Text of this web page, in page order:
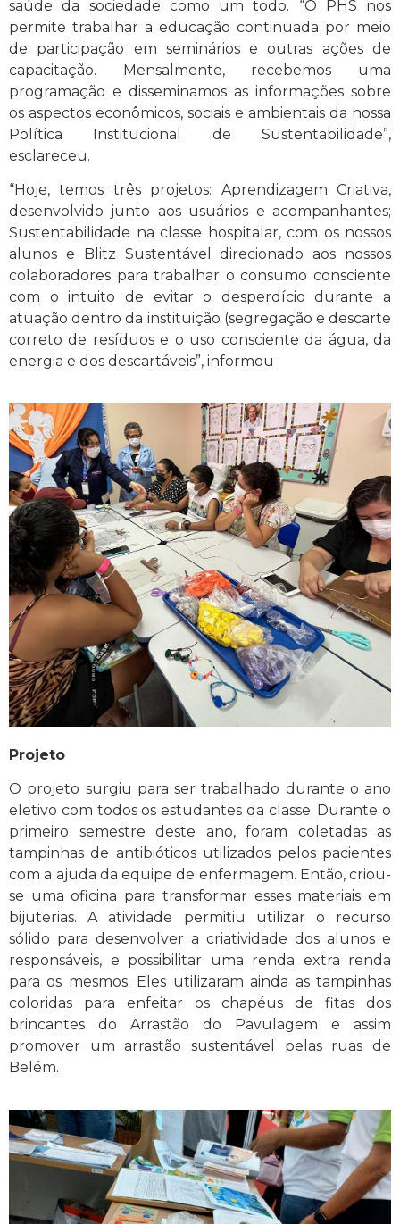
saúde da sociedade como um todo. “O PHS nos
permite trabalhar a educação continuada por meio
de participação em seminários e outras ações de
capacitação. Mensalmente, recebemos uma
programação e disseminamos as informações sobre
os aspectos econômicos, sociais e ambientais da nossa
Política Institucional de Sustentabilidade”,
esclareceu.
“Hoje, temos três projetos: Aprendizagem Criativa,
desenvolvido junto aos usuários e acompanhantes;
Sustentabilidade na classe hospitalar, com os nossos
alunos e Blitz Sustentável direcionado aos nossos
colaboradores para trabalhar o consumo consciente
com o intuito de evitar o desperdício durante a
atuação dentro da instituição (segregação e descarte
correto de resíduos e o uso consciente da água, da
energia e dos descartáveis”, informou
Projeto
O projeto surgiu para ser trabalhado durante o ano
eletivo com todos os estudantes da classe. Durante o
primeiro semestre deste ano, foram coletadas as
tampinhas de antibióticos utilizados pelos pacientes
com a ajuda da equipe de enfermagem. Então, criou-
se uma oficina para transformar esses materiais em
bijuterias. A atividade permitiu utilizar o recurso
sólido para desenvolver a criatividade dos alunos e
responsáveis, e possibilitar uma renda extra renda
para os mesmos. Eles utilizaram ainda as tampinhas
coloridas para enfeitar os chapéus de fitas dos
brincantes do Arrastão do Pavulagem e assim
promover um arrastão sustentável pelas ruas de
Belém.